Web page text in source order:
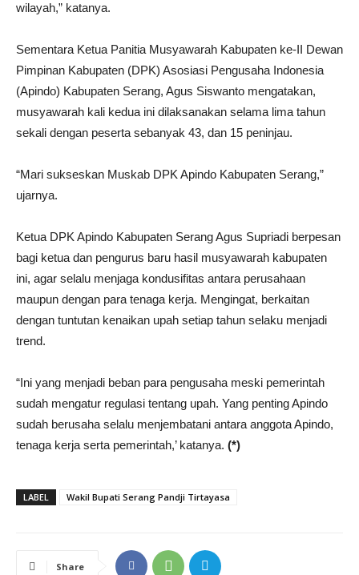
wilayah,” katanya.
Sementara Ketua Panitia Musyawarah Kabupaten ke-II Dewan
Pimpinan Kabupaten (DPK) Asosiasi Pengusaha Indonesia
(Apindo) Kabupaten Serang, Agus Siswanto mengatakan,
musyawarah kali kedua ini dilaksanakan selama lima tahun
sekali dengan peserta sebanyak 43, dan 15 peninjau.
“Mari sukseskan Muskab DPK Apindo Kabupaten Serang,”
ujarnya.
Ketua DPK Apindo Kabupaten Serang Agus Supriadi berpesan
bagi ketua dan pengurus baru hasil musyawarah kabupaten
ini, agar selalu menjaga kondusifitas antara perusahaan
maupun dengan para tenaga kerja. Mengingat, berkaitan
dengan tuntutan kenaikan upah setiap tahun selaku menjadi
trend.
“Ini yang menjadi beban para pengusaha meski pemerintah
sudah mengatur regulasi tentang upah. Yang penting Apindo
sudah berusaha selalu menjembatani antara anggota Apindo,
tenaga kerja serta pemerintah,’ katanya. (*)
LABEL Wakil Bupati Serang Pandji Tirtayasa
Share